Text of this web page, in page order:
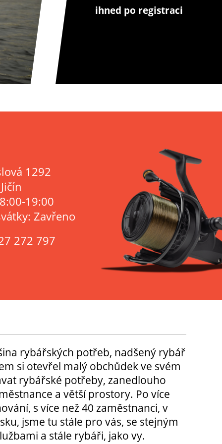
ihned po registraci
1292
19:00
Zavřeno
272 797
rybářských potřeb, nadšený rybář
si otevřel malý obchůdek ve svém
rybářské potřeby, zanedlouho
a větší prostory. Po více
s více než 40 zaměstnanci, v
jsme tu stále pro vás, se stejným
a stále rybáři, jako vy.